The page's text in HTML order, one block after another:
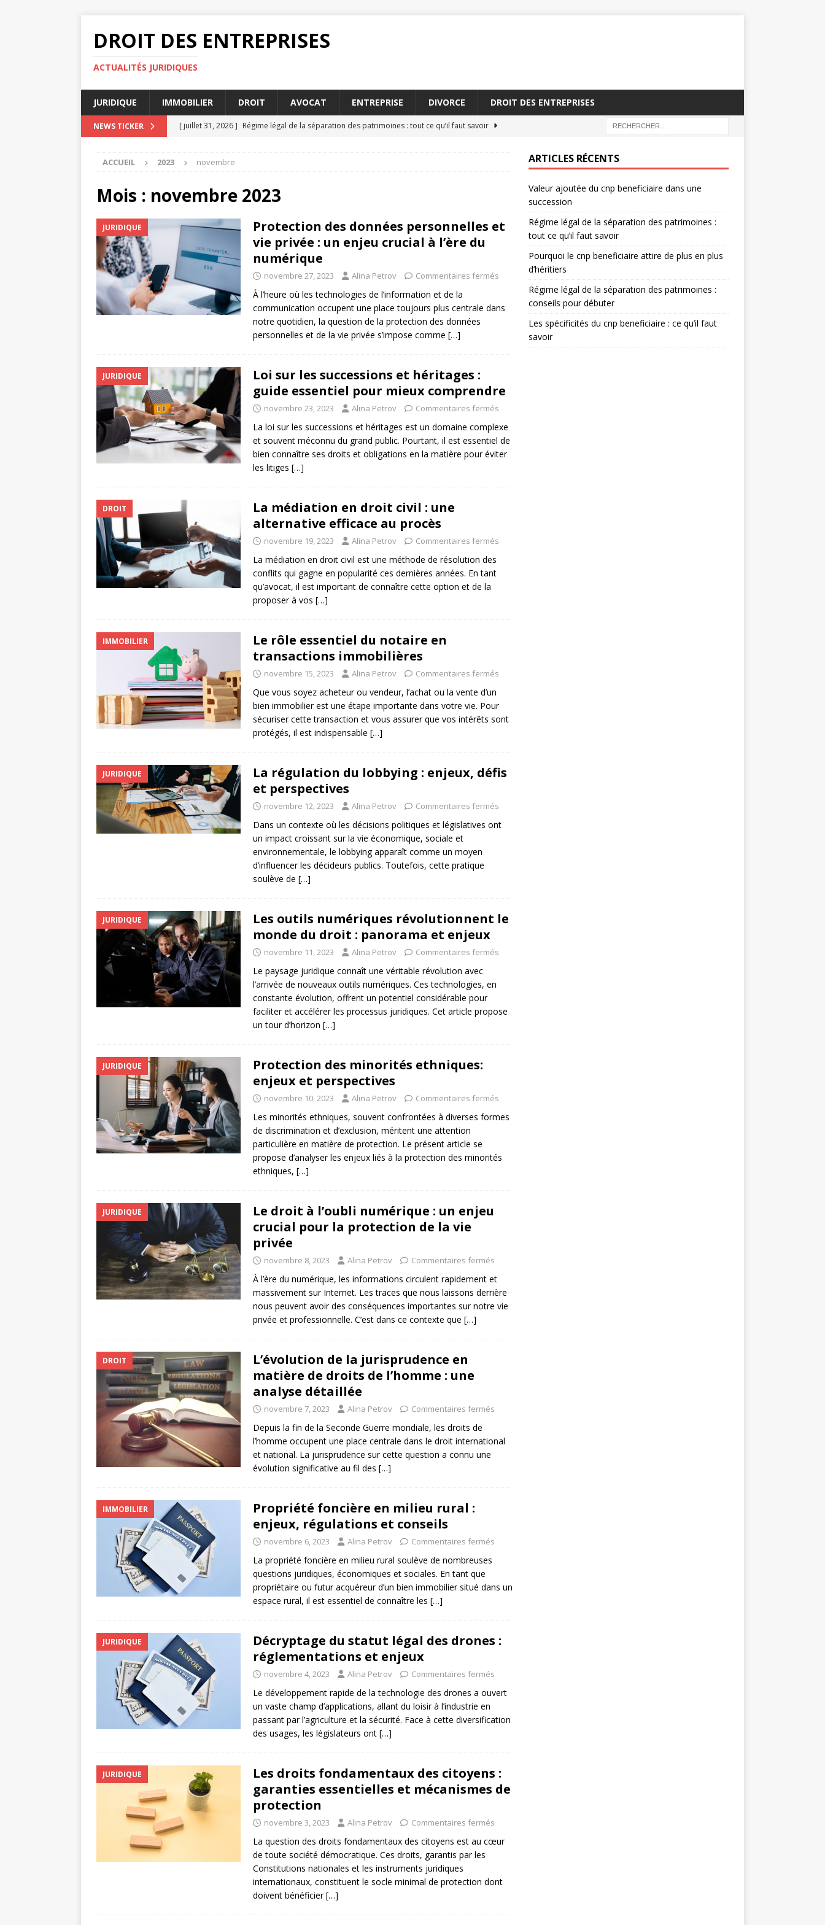
DROIT DES ENTREPRISES
ACTUALITÉS JURIDIQUES
JURIDIQUE IMMOBILIER DROIT AVOCAT ENTREPRISE DIVORCE DROIT DES ENTREPRISES
NEWS TICKER [ juillet 31, 2026 ] Régime légal de la séparation des patrimoines : tout ce qu’il faut savoir
[ juillet 27, 2026 ]
[ juillet 23, 2026 ]
Régime légal de la séparation des patrimoines : conseils pour débuter
[ juillet 19, 2026 ]
Les spécificités du cnp beneficiaire : ce qu’il faut savoir
DROIT
[ août 4, 2026 ]
Valeur ajoutée du cnp beneficiaire dans une succession
ACCUEIL 2023 novembre
Mois : novembre 2023
JURIDIQUE
Protection des données personnelles et
vie privée : un enjeu crucial à l’ère du
numérique
novembre 27, 2023 Alina Petrov Commentaires fermés
À l’heure où les technologies de l’information et de la
communication occupent une place toujours plus centrale dans
notre quotidien, la question de la protection des données
personnelles et de la vie privée s’impose comme […]
JURIDIQUE
Loi sur les successions et héritages :
guide essentiel pour mieux comprendre
novembre 23, 2023 Alina Petrov Commentaires fermés
La loi sur les successions et héritages est un domaine complexe
et souvent méconnu du grand public. Pourtant, il est essentiel de
bien connaître ses droits et obligations en la matière pour éviter
les litiges […]
DROIT
La médiation en droit civil : une
alternative efficace au procès
novembre 19, 2023 Alina Petrov Commentaires fermés
La médiation en droit civil est une méthode de résolution des
conflits qui gagne en popularité ces dernières années. En tant
qu’avocat, il est important de connaître cette option et de la
proposer à vos […]
IMMOBILIER
Le rôle essentiel du notaire en
transactions immobilières
novembre 15, 2023 Alina Petrov Commentaires fermés
Que vous soyez acheteur ou vendeur, l’achat ou la vente d’un
bien immobilier est une étape importante dans votre vie. Pour
sécuriser cette transaction et vous assurer que vos intérêts sont
protégés, il est indispensable […]
JURIDIQUE
La régulation du lobbying : enjeux, défis
et perspectives
novembre 12, 2023 Alina Petrov Commentaires fermés
Dans un contexte où les décisions politiques et législatives ont
un impact croissant sur la vie économique, sociale et
environnementale, le lobbying apparaît comme un moyen
d’influencer les décideurs publics. Toutefois, cette pratique
soulève de […]
JURIDIQUE
Les outils numériques révolutionnent le
monde du droit : panorama et enjeux
novembre 11, 2023 Alina Petrov Commentaires fermés
Le paysage juridique connaît une véritable révolution avec
l’arrivée de nouveaux outils numériques. Ces technologies, en
constante évolution, offrent un potentiel considérable pour
faciliter et accélérer les processus juridiques. Cet article propose
un tour d’horizon […]
JURIDIQUE
Protection des minorités ethniques:
enjeux et perspectives
novembre 10, 2023 Alina Petrov Commentaires fermés
Les minorités ethniques, souvent confrontées à diverses formes
de discrimination et d’exclusion, méritent une attention
particulière en matière de protection. Le présent article se
propose d’analyser les enjeux liés à la protection des minorités
ethniques, […]
JURIDIQUE
Le droit à l’oubli numérique : un enjeu
crucial pour la protection de la vie
privée
novembre 8, 2023 Alina Petrov Commentaires fermés
À l’ère du numérique, les informations circulent rapidement et
massivement sur Internet. Les traces que nous laissons derrière
nous peuvent avoir des conséquences importantes sur notre vie
privée et professionnelle. C’est dans ce contexte que […]
DROIT
L’évolution de la jurisprudence en
matière de droits de l’homme : une
analyse détaillée
novembre 7, 2023 Alina Petrov Commentaires fermés
Depuis la fin de la Seconde Guerre mondiale, les droits de
l’homme occupent une place centrale dans le droit international
et national. La jurisprudence sur cette question a connu une
évolution significative au fil des […]
IMMOBILIER
Propriété foncière en milieu rural :
enjeux, régulations et conseils
novembre 6, 2023 Alina Petrov Commentaires fermés
La propriété foncière en milieu rural soulève de nombreuses
questions juridiques, économiques et sociales. En tant que
propriétaire ou futur acquéreur d’un bien immobilier situé dans un
espace rural, il est essentiel de connaître les […]
JURIDIQUE
Décryptage du statut légal des drones :
réglementations et enjeux
novembre 4, 2023 Alina Petrov Commentaires fermés
Le développement rapide de la technologie des drones a ouvert
un vaste champ d’applications, allant du loisir à l’industrie en
passant par l’agriculture et la sécurité. Face à cette diversification
des usages, les législateurs ont […]
JURIDIQUE
Les droits fondamentaux des citoyens :
garanties essentielles et mécanismes de
protection
novembre 3, 2023 Alina Petrov Commentaires fermés
La question des droits fondamentaux des citoyens est au cœur
de toute société démocratique. Ces droits, garantis par les
Constitutions nationales et les instruments juridiques
internationaux, constituent le socle minimal de protection dont
doivent bénéficier[…]
ARTICLES RÉCENTS
Valeur ajoutée du cnp beneficiaire dans une
succession
Régime légal de la séparation des patrimoines :
tout ce qu’il faut savoir
Pourquoi le cnp beneficiaire attire de plus en plus
d’héritiers
Régime légal de la séparation des patrimoines :
conseils pour débuter
Les spécificités du cnp beneficiaire : ce qu’il faut
savoir